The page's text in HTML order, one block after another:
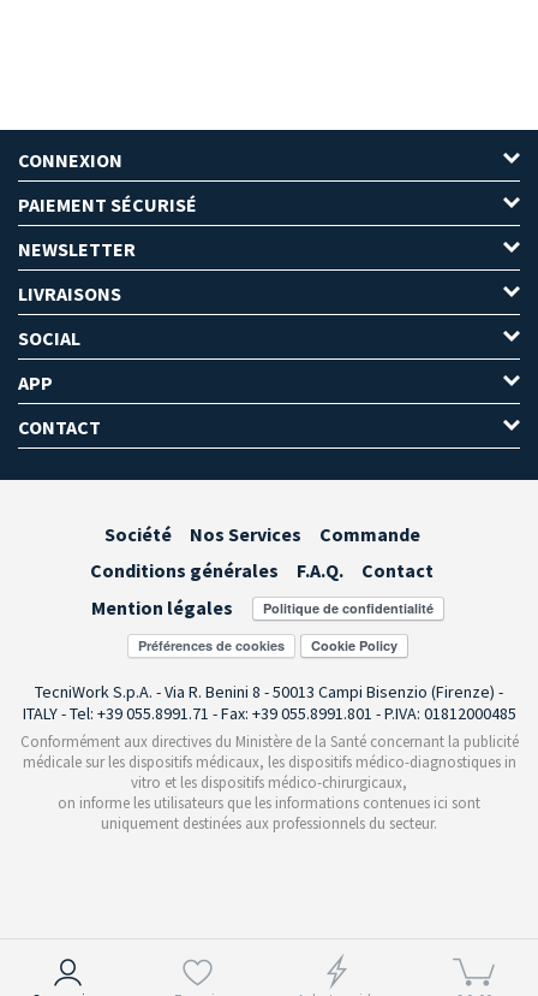
CONNEXION
PAIEMENT SÉCURISÉ
NEWSLETTER
LIVRAISONS
SOCIAL
APP
CONTACT
Société Nos Services
Commande
Conditions générales
F.A.Q.
Contact
Mention légales
Préférences de cookies
TecniWork S.p.A. - Via R. Benini 8 - 50013 Campi Bisenzio (Firenze) -
ITALY - Tel: +39 055.8991.71 - Fax: +39 055.8991.801 - P.IVA: 01812000485
Conformément aux directives du Ministère de la Santé concernant la publicité
médicale sur les dispositifs médicaux, les dispositifs médico-diagnostiques in
vitro et les dispositifs médico-chirurgicaux,
on informe les utilisateurs que les informations contenues ici sont
uniquement destinées aux professionnels du secteur.